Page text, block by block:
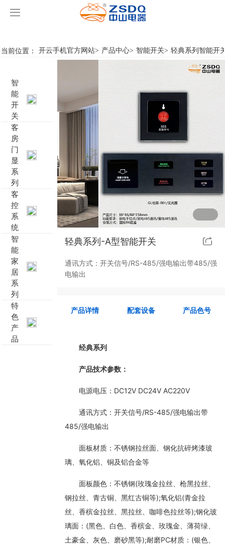
开云手机官方网站
名典系列智能开关
轻典系列智能开关
怡典系列智能开关
智典系列智能开关
靓典系列智能开关
睿典系列智能开关
开云手机官方网站-开云（中国） 智能开关
大板系列智能开关
摇杆系列智能开关
精雕系列智能开关
70款的智能开关
客房门显系列
标准带房号门显
非标定制门显
客控系统方案1
客控系统方案2
客控系统方案3
客控系统方案4
客控系统方案5
智能家居系列
电动窗帘
无线开关插座
特色产品
壁龛式插卡取电
开云手机官方网站
开云手机官方网站-开云（中国）
当前位置： 开云手机官方网站> 产品中心> 智能开关> 轻典系列智能开
智
能
开
关
客
房
门
显
系
列
客
控
系
统
智
能
家
居
系
列
特
色
产
品
轻典系列-A型智能开关
通讯方式：开关信号/RS-485/强电输出带485/强
电输出
产品详情 配套设备 产品色号
经典系列
产品技术参数：
电源电压：DC12V DC24V AC220V
通讯方式：开关信号/RS-485/强电输出带
485/强电输出
面板材质：不锈钢拉丝面、钢化抗碎烤漆玻
璃、氧化铝、铜及铝合金等
面板颜色：不锈钢(玫瑰金拉丝、枪黑拉丝、
钢拉丝、青古铜、黑红古铜等);氧化铝(青金拉
丝、香槟金拉丝、黑拉丝、咖啡色拉丝等);钢化玻
璃面：(黑色、白色、香槟金、玫瑰金、薄荷绿、
土豪金、灰色、磨砂黑等);耐磨PC材质：(银色、